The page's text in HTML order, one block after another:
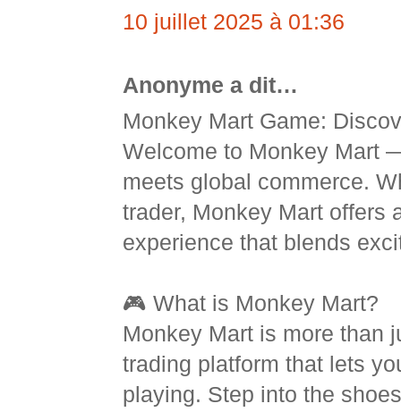
10 juillet 2025 à 01:36
Anonyme a dit…
Monkey Mart Game:
Welcome to Monkey Mart
meets global commerce.
trader, Monkey Mart offers
experience that blends
🎮 What is Monkey Mart?
Monkey Mart is more than
trading platform that lets
playing. Step into the